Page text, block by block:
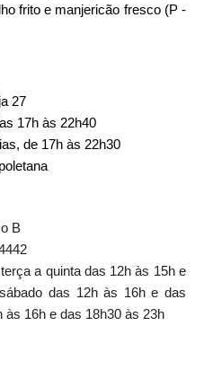
frito e manjericão fresco (P -
27
17h às 22h40
de 17h às 22h30
B
a quinta das 12h às 15h e
das 12h às 16h e das
às 16h e das 18h30 às 23h